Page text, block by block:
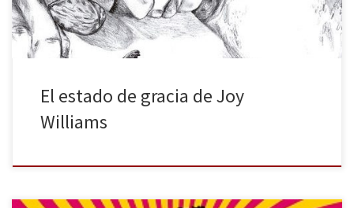
El estado de gracia de Joy
Williams